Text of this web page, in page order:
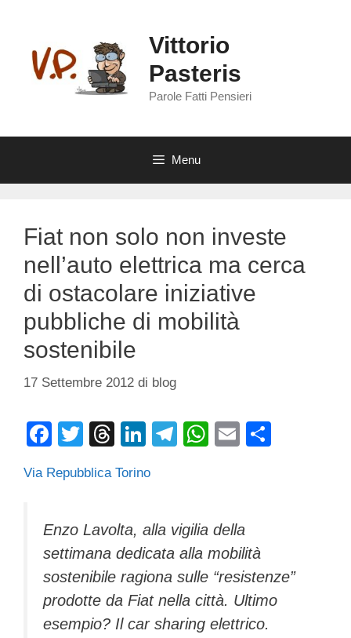
contenuto
Vittorio
Pasteris
Parole Fatti Pensieri
Menu
Fiat non solo non investe
nell’auto elettrica ma cerca
di ostacolare iniziative
pubbliche di mobilità
sostenibile
17 Settembre 2012 di blog
F
c
b
o
o
k
T
tt
T
e
d
s
Li
k
dI
n
T
a
m
W
A
p
p
E
Via Repubblica Torino
Enzo Lavolta, alla vigilia della
settimana dedicata alla mobilità
sostenibile ragiona sulle “resistenze”
prodotte da Fiat nella città. Ultimo
esempio? Il car sharing elettrico.